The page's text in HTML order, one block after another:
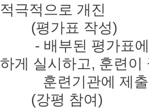
적극적으로 개진
(평가표 작성)
- 배부된 평가표에
하게 실시하고, 훈련이
훈련기관에 제출
(강평 참여)